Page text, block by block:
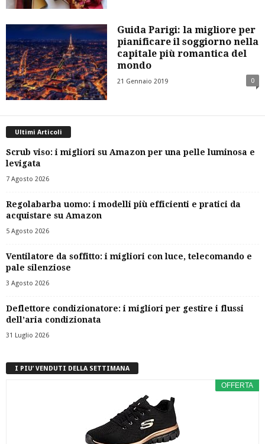
Guida Parigi: la migliore per
pianificare il soggiorno nella
capitale più romantica del
mondo
21 Gennaio 2019 0
Ultimi Articoli
Scrub viso: i migliori su Amazon per una pelle luminosa e
levigata
7 Agosto 2026
Regolabarba uomo: i modelli più efficienti e pratici da
acquistare su Amazon
5 Agosto 2026
Ventilatore da soffitto: i migliori con luce, telecomando e
pale silenziose
3 Agosto 2026
Deflettore condizionatore: i migliori per gestire i flussi
dell’aria condizionata
31 Luglio 2026
I PIU’ VENDUTI DELLA SETTIMANA
OFFERTA